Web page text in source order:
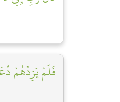
فَلَمۡ يَزِدۡهُمۡ